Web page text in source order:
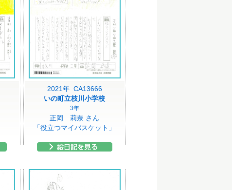
2021年 CA13666
いの町立枝川小学校
3年
正岡 莉奈 さん
「役立つマイバスケット」